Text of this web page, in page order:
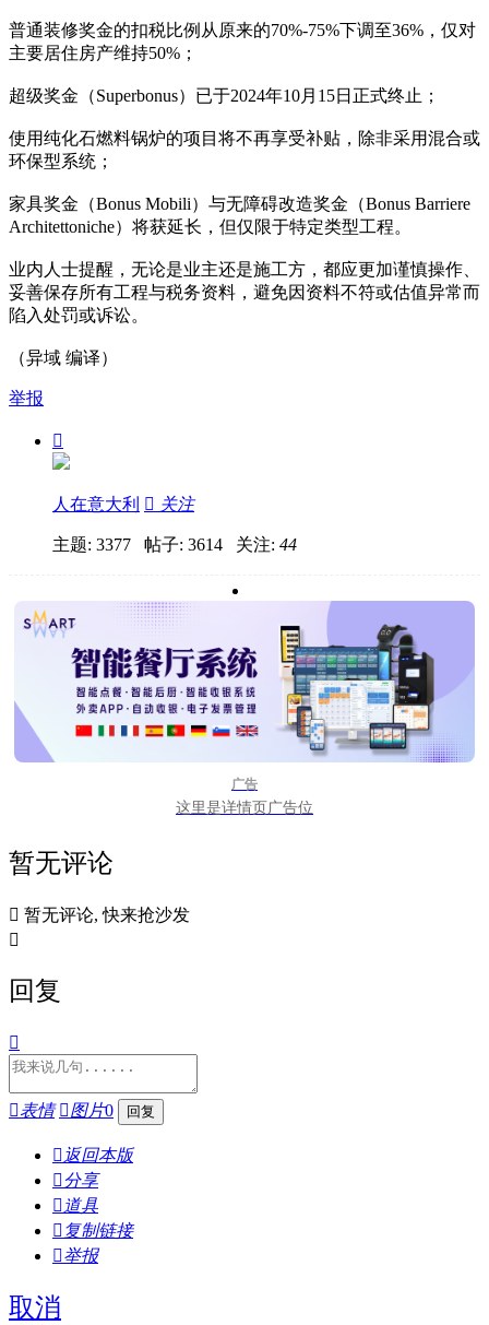
普通装修奖金的扣税比例从原来的70%-75%下调至36%，仅对
主要居住房产维持50%；
超级奖金（Superbonus）已于2024年10月15日正式终止；
使用纯化石燃料锅炉的项目将不再享受补贴，除非采用混合或
环保型系统；
家具奖金（Bonus Mobili）与无障碍改造奖金（Bonus Barriere
Architettoniche）将获延长，但仅限于特定类型工程。
业内人士提醒，无论是业主还是施工方，都应更加谨慎操作、
妥善保存所有工程与税务资料，避免因资料不符或估值异常而
陷入处罚或诉讼。
（异域 编译）
举报

人在意大利  关注
主题: 3377 帖子: 3614 关注: 44
广告
这里是详情页广告位
暂无评论
 暂无评论, 快来抢沙发

回复

表情 图片0
 返回本版
分享
 道具
 复制链接
举报
取消